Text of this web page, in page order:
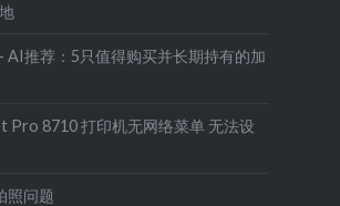
AI推荐：5只值得购买并长期持有的加
Pro 8710 打印机无网络菜单 无法设
照问题